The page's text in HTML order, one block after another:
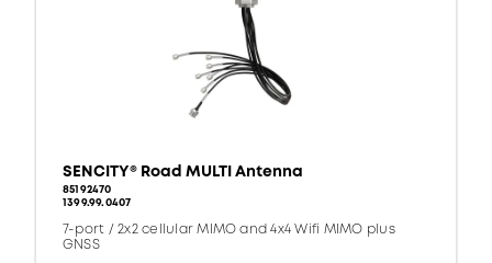
SENCITY® Road MULTI Antenna
85192470
1399.99.0407
7-port / 2x2 cellular MIMO and 4x4 Wifi MIMO plus
GNSS